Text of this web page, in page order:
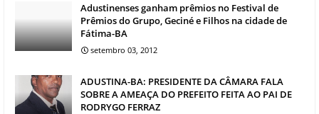
Adustinenses ganham prêmios no Festival de
Prêmios do Grupo, Geciné e Filhos na cidade de
Fátima-BA
setembro 03, 2012
ADUSTINA-BA: PRESIDENTE DA CÂMARA FALA
SOBRE A AMEAÇA DO PREFEITO FEITA AO PAI DE
RODRYGO FERRAZ